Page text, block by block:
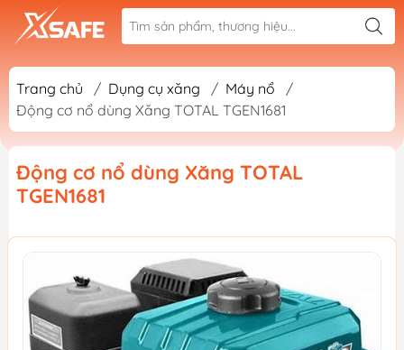
Trang chủ / Dụng cụ xăng / Máy nổ
/
Động cơ nổ dùng Xăng TOTAL TGEN1681
Động cơ nổ dùng Xăng TOTAL
TGEN1681